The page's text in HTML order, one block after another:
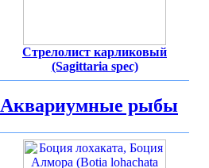
Стрелолист карликовый
(Sagittaria spec)
Аквариумные рыбы